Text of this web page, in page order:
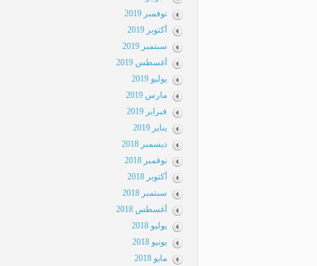
نوفمبر 2019
أكتوبر 2019
سبتمبر 2019
أغسطس 2019
يوليو 2019
مارس 2019
فبراير 2019
يناير 2019
ديسمبر 2018
نوفمبر 2018
أكتوبر 2018
سبتمبر 2018
أغسطس 2018
يوليو 2018
يونيو 2018
مايو 2018